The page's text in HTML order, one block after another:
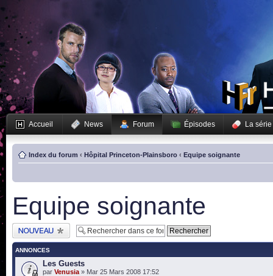
Accueil News Forum Épisodes La série
Index du forum ‹ Hôpital Princeton-Plainsboro ‹ Equipe soignante
Equipe soignante
Publier un nouveau
sujet
ANNONCES
Les Guests
par Venusia » Mar 25 Mars 2008 17:52